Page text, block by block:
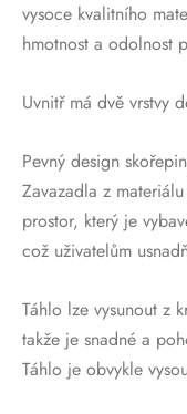
vysoce kvalitního
hmotnost a odolnost
Uvnitř má dvě vrstvy
Pevný design
Zavazadla z
prostor, který je
což uživatelům
Táhlo lze vysunout z
takže je snadné a
Táhlo je obvykle